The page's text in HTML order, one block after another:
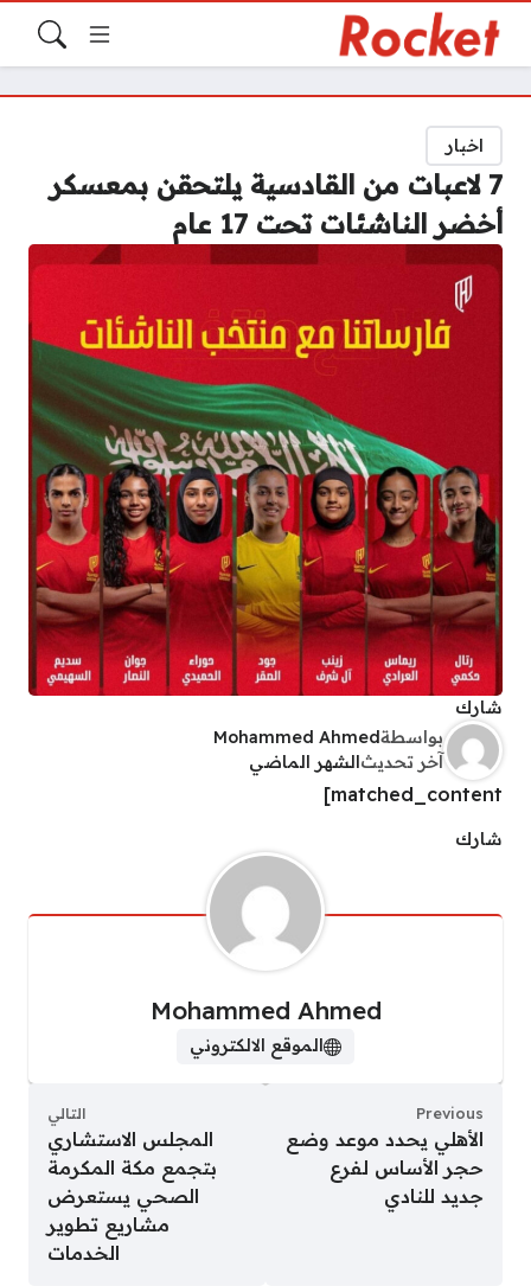
اخبار
7 لاعبات من القادسية يلتحقن بمعسكر
أخضر الناشئات تحت 17 عام
شارك
بواسطةMohammed Ahmed
آخر تحديثالشهر الماضي
matched_content]
شارك
Mohammed Ahmed
الموقع الالكتروني
Previous
الأهلي يحدد موعد وضع
حجر الأساس لفرع
جديد للنادي
التالي
المجلس الاستشاري
بتجمع مكة المكرمة
الصحي يستعرض
مشاريع تطوير
الخدمات